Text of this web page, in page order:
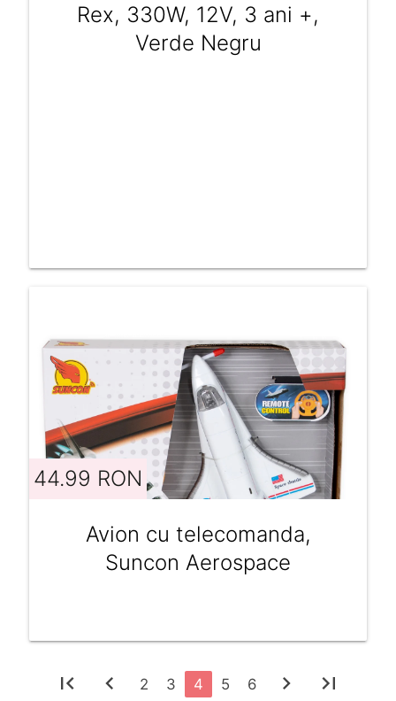
Rex, 330W, 12V, 3 ani +,
Verde Negru
44.99 RON
Avion cu telecomanda,
Suncon Aerospace
first_page chevron_left 2 3 4 5 6 chevron_right last_page